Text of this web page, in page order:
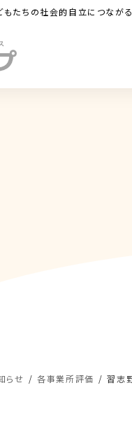
たちの社会的自立につながる
らせ 各事業所評価 習志